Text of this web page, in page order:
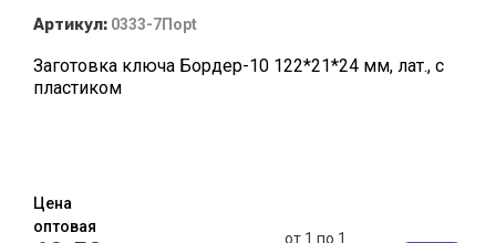
Артикул: 0333-7Пopt
Заготовка ключа Бордер-10 122*21*24 мм, лат., с
пластиком
Цена
оптовая
от 1 по 1